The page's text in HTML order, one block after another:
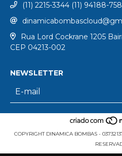
(11) 2215-3344 (11) 94188-
Rua Lord Cockrane 1205
CEP 04213-002
NEWSLETTER
COPYRIGHT DINAMICA BOMBAS -